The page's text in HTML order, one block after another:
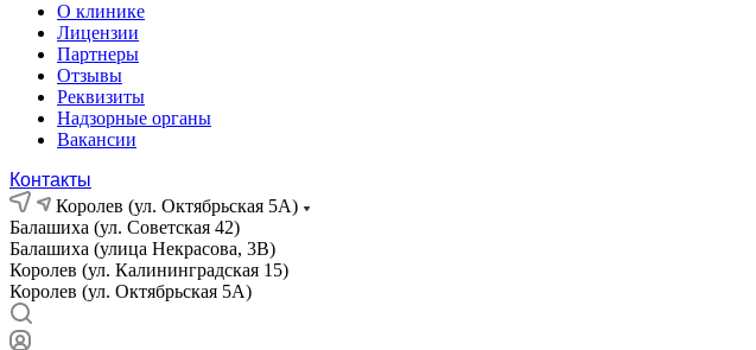
О клинике
Лицензии
Партнеры
Отзывы
Реквизиты
Надзорные органы
Вакансии
Контакты
Королев (ул. Октябрьская 5А)
Балашиха (ул. Советская 42)
Балашиха (улица Некрасова, 3В)
Королев (ул. Калининградская 15)
Королев (ул. Октябрьская 5А)